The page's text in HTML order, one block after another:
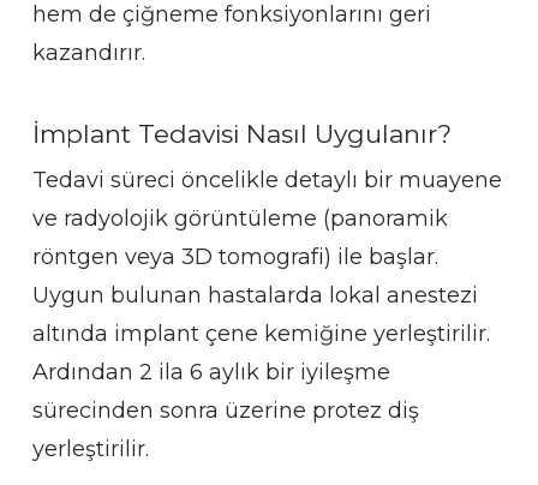
hem de çiğneme fonksiyonlarını geri
kazandırır.
İmplant Tedavisi Nasıl Uygulanır?
Tedavi süreci öncelikle detaylı bir muayene
ve radyolojik görüntüleme (panoramik
röntgen veya 3D tomografi) ile başlar.
Uygun bulunan hastalarda lokal anestezi
altında implant çene kemiğine yerleştirilir.
Ardından 2 ila 6 aylık bir iyileşme
sürecinden sonra üzerine protez diş
yerleştirilir.